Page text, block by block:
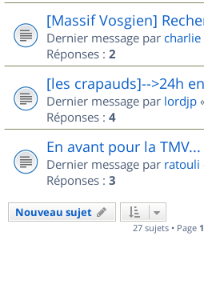
[Massif Vosgien]
Dernier message par charlie
Réponses : 2
[les crapauds]-->24h
Dernier message par lordjp
Réponses : 4
En avant pour la TMV...
Dernier message par ratouli
Réponses : 3
Nouveau sujet
27 sujets • Page 1